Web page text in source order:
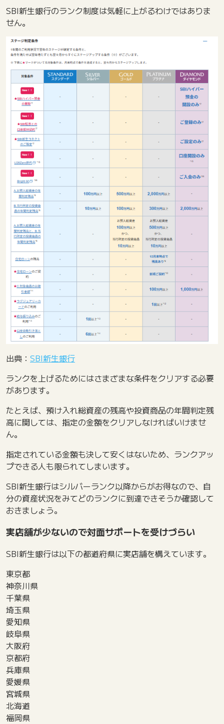
SBI新生銀行のランク制度は気軽に上がるわけではありま
せん。
出典： SBI新生銀行
ランクを上げるためにはさまざまな条件をクリアする必要
があります。
たとえば、預け入れ総資産の残高や投資商品の年間判定残
高に関しては、指定の金額をクリアしなければいけませ
ん。
指定されている金額も決して安くはないため、ランクアッ
プできる人も限られてしまいます。
SBI新生銀行はシルバーランク以降からがお得なので、自
分の資産状況をみてどのランクに到達できそうか確認して
おきましょう。
実店舗が少ないので対面サポートを受けづらい
SBI新生銀行は以下の都道府県に実店舗を構えています。
東京都
神奈川県
千葉県
埼玉県
愛知県
岐阜県
大阪府
京都府
兵庫県
愛媛県
宮城県
北海道
福岡県